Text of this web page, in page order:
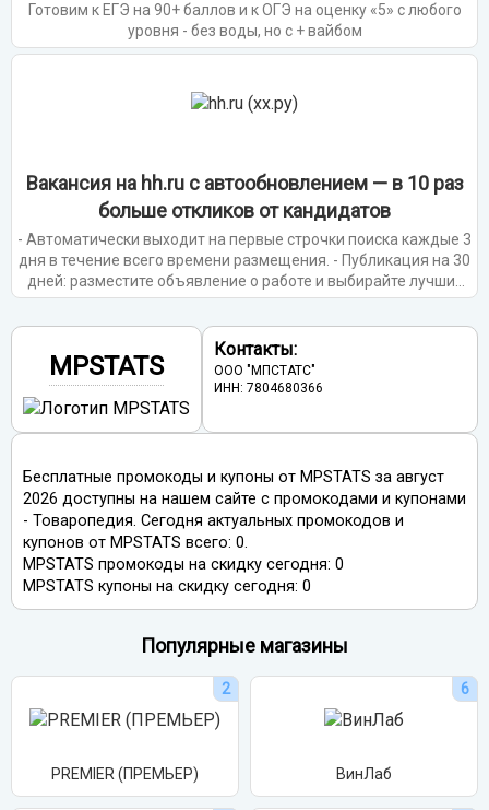
MPSTATS
Контакты:
ООО "МПСТАТС"
ИНН: 7804680366
Бесплатные промокоды и купоны от MPSTATS за август
2026 доступны на нашем сайте с промокодами и купонами
- Товаропедия. Сегодня актуальных промокодов и
купонов от MPSTATS всего: 0.
MPSTATS промокоды на скидку сегодня: 0
MPSTATS купоны на скидку сегодня: 0
Популярные магазины
2
PREMIER (ПРЕМЬЕР)
6
ВинЛаб
Готовим к ЕГЭ на 90+ баллов и к ОГЭ на оценку «5» с любого
уровня - без воды, но с + вайбом
Вакансия на hh.ru с автообновлением — в 10 раз
больше откликов от кандидатов
- Автоматически выходит на первые строчки поиска каждые 3
дня в течение всего времени размещения. - Публикация на 30
дней: разместите объявление о работе и выбирайте лучших
из тех, кто откликнется. - Автоматически выходит на первые
строчки поиска каждые 3 дня в течение всего времени
размещения. - Дополнительно откроем до 15 подходящих
резюме к каждой вакансии. - От 3 564 руб. до 4 277 руб. в
зависимости от региона публикации.